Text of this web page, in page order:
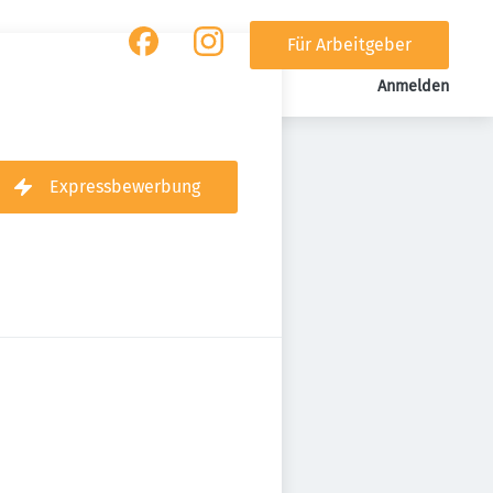
Für Arbeitgeber
Anmelden
Expressbewerbung